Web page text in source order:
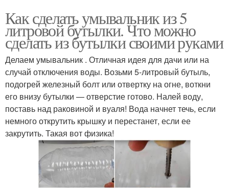
Как сделать умывальник из 5
литровой бутылки. Что можно
сделать из бутылки своими руками
Делаем умывальник . Отличная идея для дачи или на
случай отключения воды. Возьми 5-литровый бутыль,
подогрей железный болт или отвертку на огне, воткни
его внизу бутылки — отверстие готово. Налей воду,
поставь над раковиной и вуаля! Вода начнет течь, если
немного открутить крышку и перестанет, если ее
закрутить. Такая вот физика!